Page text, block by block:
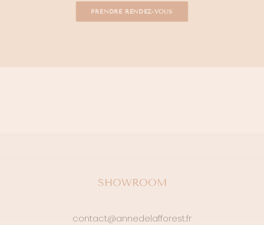
PRENDRE RENDEZ-VOUS
SHOWROOM
contact@annedelafforest.fr